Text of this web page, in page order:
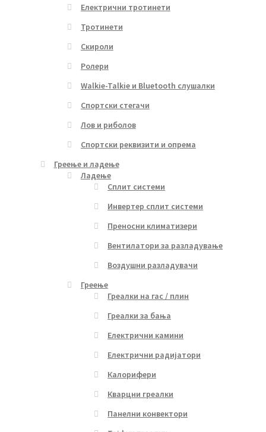
Електрични тротинети
Тротинети
Скироли
Ролери
Walkie-Talkie и Bluetooth слушалки
Спортски стегачи
Лов и риболов
Спортски реквизити и опрема
Греење и ладење
Ладење
Сплит системи
Инвертер сплит системи
Преносни климатизери
Вентилатори за разладување
Воздушни разладувачи
Греење
Греалки на гас / плин
Греалки за бања
Електрични камини
Електрични радијатори
Калорифери
Кварцни греалки
Панелни конвектори